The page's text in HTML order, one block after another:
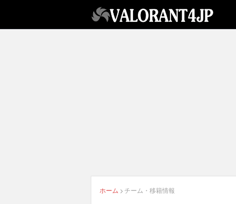
ホーム チーム・移籍情報